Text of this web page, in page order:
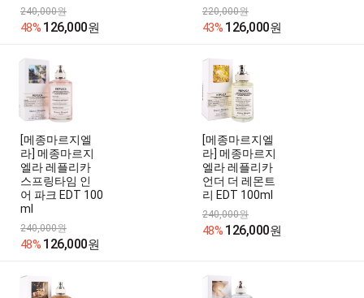
240,000원
48% 126,000원
220,000원
43% 126,000원
[메종마르지엘
라] 메종마르지
엘라 레플리카
스프링타임 인
어 파크 EDT 100
ml
240,000원
48% 126,000원
[메종마르지엘
라] 메종마르지
엘라 레플리카
언더 더 레몬트
리 EDT 100ml
240,000원
48% 126,000원